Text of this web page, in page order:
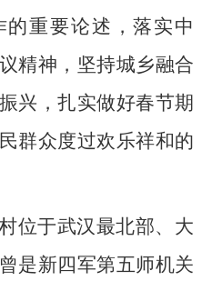
的重要论述，落实中
精神，坚持城乡融合
兴，扎实做好春节期
群众度过欢乐祥和的
位于武汉最北部、大
是新四军第五师机关